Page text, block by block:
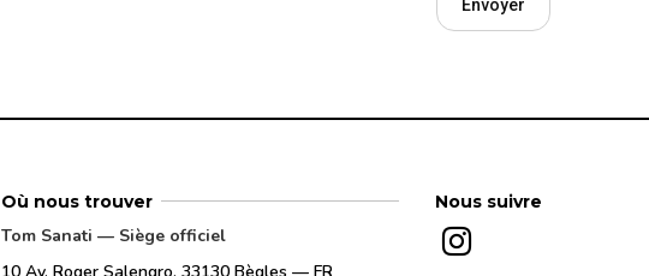
Où nous trouver
Tom Sanati — Siège officiel
Nous suivre